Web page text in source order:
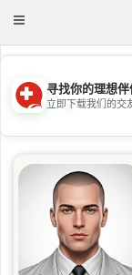
Toggle
💖
寻找你的理想伴
立即下载我们的交